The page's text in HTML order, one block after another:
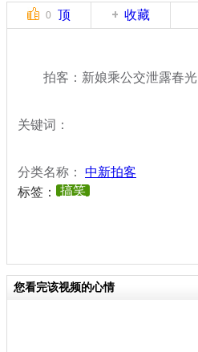
0 顶 收藏
拍客：新娘乘公交泄露春光
关键词：
分类名称： 中新拍客
标签：
搞笑
您看完该视频的心情